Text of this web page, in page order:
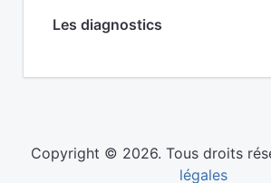
Les diagnostics
Copyright © 2026. Tous droits
légales